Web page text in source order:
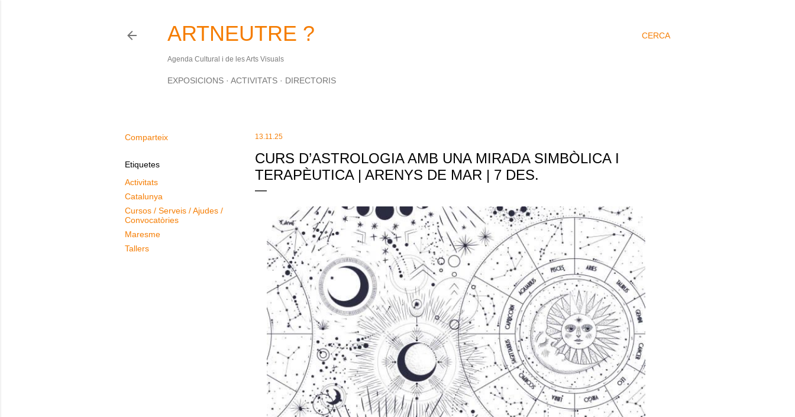
CERCA
ARTNEUTRE ?
Agenda Cultural i de les Arts Visuals
EXPOSICIONS ACTIVITATS DIRECTORIS
Comparteix
Etiquetes
Activitats
Catalunya
Cursos / Serveis / Ajudes /
Convocatòries
Maresme
Tallers
13.11.25
CURS D’ASTROLOGIA AMB UNA MIRADA SIMBÒLICA I
TERAPÈUTICA | ARENYS DE MAR | 7 DES.